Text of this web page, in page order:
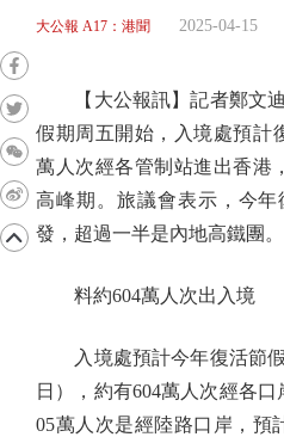
大公報 A17：港聞 2025-04-15
【大公報訊】記者鄭文迪
假期周五開始，入境處預計
萬人次經各管制站進出香港
高峰期。旅議會表示，今年
發，超過一半是內地高鐵團。
料約604萬人次出入境
入境處預計今年復活節假
日），約有604萬人次經各
05萬人次是經陸路口岸，預